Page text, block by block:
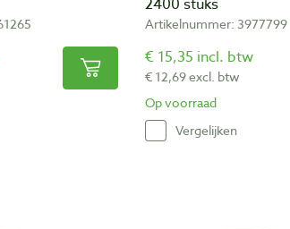
Artikelnummer: 3977799
€ 15,35 incl. btw
€ 12,69 excl. btw
Op voorraad
Vergelijken